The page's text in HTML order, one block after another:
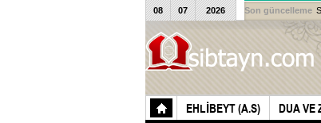
EHLIBEYT (A.S) DUA VE
08 07 2026 Son güncelleme